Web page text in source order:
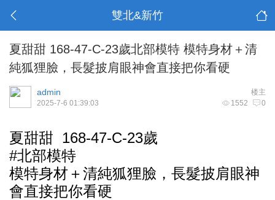
雙北&新竹
夏甜甜 168-47-C-23歲北部模特 模特身材＋清
純狐狸臉，長髮披肩眼神會直接把你看硬
楼主
admin
1552 0
2025-7-6 01:39:03
夏甜甜 168-47-C-23歲
#北部模特
模特身材＋清純狐狸臉，長髮披肩眼神
會直接把你看硬